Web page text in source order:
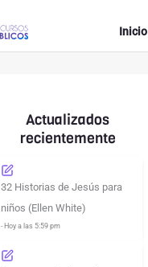
Inicio
Actualizados
recientemente
32 Historias de Jesús para
niños (Ellen White)
- Hoy a las 5:59 pm